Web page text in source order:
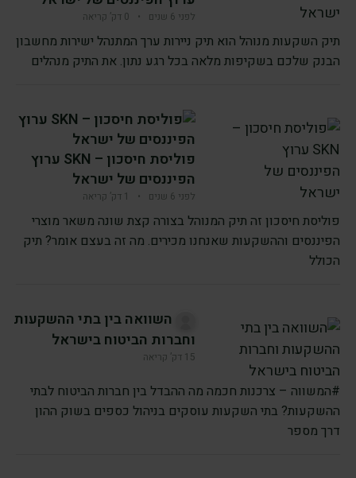
לפני 6 שנים • 0 דק’ קריאה
תיק השקעות מנוהל הוא תיק ניירות ערך המתנהל ישירות מחשבון
הבנק שלכם בשקיפות מלאה בכל רגע נתון. את התיק מנהלים
פוליסת חיסכון – SKN ערוץ
הפיננסים של ישראל
לפני 6 שנים • 1 דק’ קריאה
פוליסת חיסכון זה תיק המנוהל בצורה קצת שונה משאר מוצרי
הפיננסים וההשקעות שאנחנו מכירים. מה זה בעצם אומר? תיק
הכולל
השוואה בין בתי ההשקעות
וחברות הביטוח בישראל
15 דק’ קריאה
#המשווה – צרכנות חכמה מה ההבדל בין חברות הביטוח לבתי
ההשקעות? בתי השקעות עוסקים בניהול כספים בשוק ההון
דרך מספר